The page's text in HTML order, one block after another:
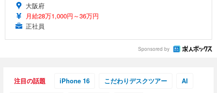
大阪府
月給28万1,000円～36万円
正社員
Sponsored by
注目の話題 iPhone 16 こだわりデスクツアー AI